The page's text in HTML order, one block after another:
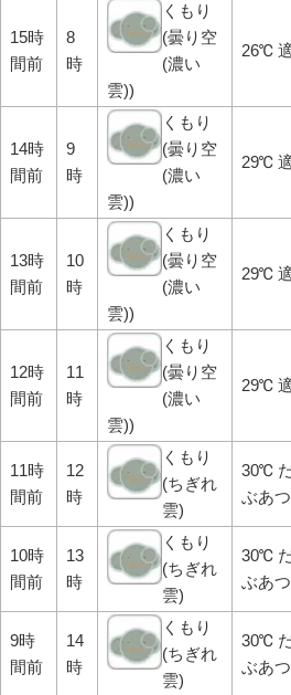
15時
間前
8
時
くもり
(曇り空
(濃い
雲))
26℃
14時
間前
9
時
くもり
(曇り空
(濃い
雲))
29℃
13時
間前
10
時
くもり
(曇り空
(濃い
雲))
29℃
12時
間前
11
時
くもり
(曇り空
(濃い
雲))
29℃
11時
間前
12
時
くもり
(ちぎれ
雲)
30℃
ぶあ
10時
間前
13
時
くもり
(ちぎれ
雲)
30℃
ぶあ
9時
間前
14
時
くもり
(ちぎれ
雲)
30℃
ぶあ